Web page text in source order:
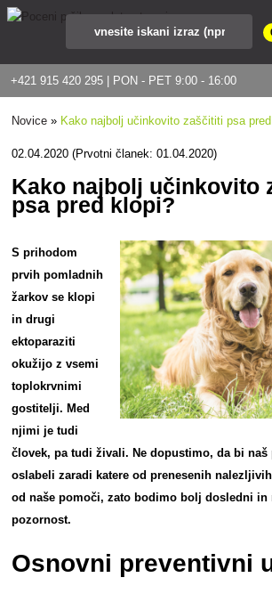
+421 915 420 295 | PON - PET 9:00 - 16:00
Novice » Kako najbolj učinkovito zaščititi psa
02.04.2020 (Prvotni članek: 01.04.2020)
Kako najbolj učinkovito
psa pred klopi?
S prihodom
prvih pomladnih
žarkov se klopi
in drugi
ektoparaziti
okužijo z vsemi
toplokrvnimi
gostitelji. Med
njimi je tudi
človek, pa tudi živali. Ne dopustimo, da bi naš
oslabeli zaradi katere od prenesenih
od naše pomoči, zato bodimo bolj dosledni in
pozornost.
Osnovni preventivni